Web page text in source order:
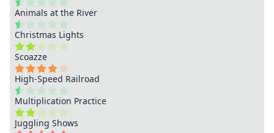
Animals at the River
Christmas Lights
Scoazze
High-Speed Railroad
Multiplication Practice
Juggling Shows